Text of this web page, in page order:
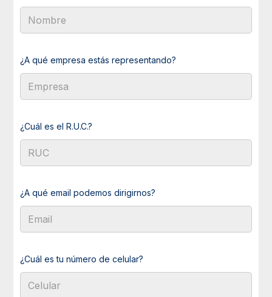
¿A qué empresa estás representando?
¿Cuál es el R.U.C.?
¿A qué email podemos dirigirnos?
¿Cuál es tu número de celular?